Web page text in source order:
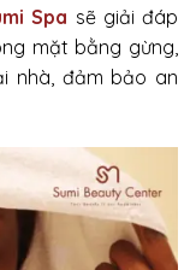
Spa sẽ giải đáp
mặt bằng gừng,
nhà, đảm bảo an